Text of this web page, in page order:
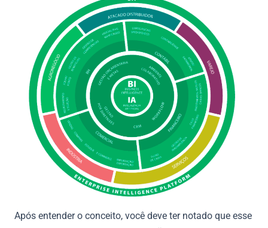
Após entender o conceito, você deve ter notado que esse